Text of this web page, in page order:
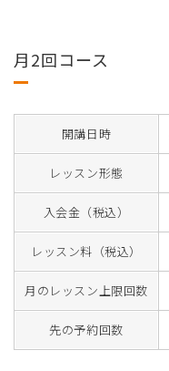
月2回コース
開講日時
レッスン形態
入会金（税込）
レッスン料（税込）
月のレッスン上限回数
先の予約回数